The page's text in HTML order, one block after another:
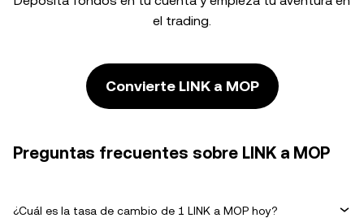
el trading.
Convierte LINK a MOP
Preguntas frecuentes sobre LINK a MOP
¿Cuál es la tasa de cambio de 1 LINK a MOP hoy?